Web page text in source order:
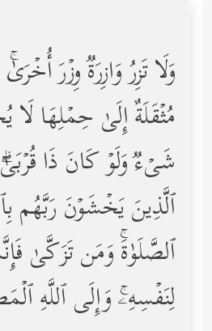
وَلَا تَزِرُ وَازِرَةࣱ وِزۡرَ
مُثۡقَلَةٌ إِلَىٰ حِمۡلِهَا لَا
شَیۡءࣱ وَلَوۡ كَانَ ذَا قُرۡبَىٰۤۗ
ٱلَّذِینَ یَخۡشَوۡنَ رَبَّهُم
ٱلصَّلَوٰةَۚ وَمَن تَزَكَّىٰ
لِنَفۡسِهِۦۚ وَإِلَى ٱللَّهِ